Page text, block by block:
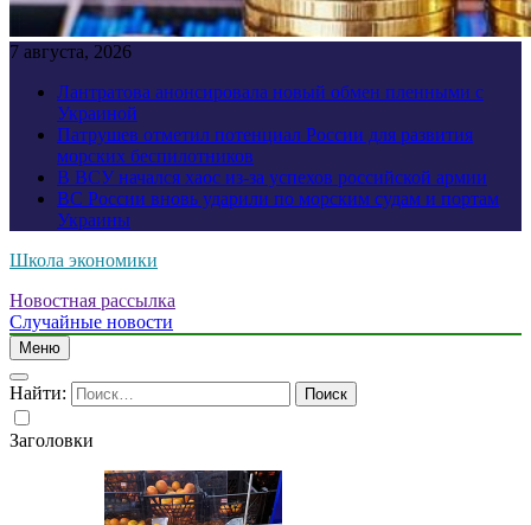
7 августа, 2026
Лантратова анонсировала новый обмен пленными с
Украиной
Патрушев отметил потенциал России для развития
морских беспилотников
В ВСУ начался хаос из-за успехов российской армии
ВС России вновь ударили по морским судам и портам
Украины
Школа экономики
Новостная рассылка
Случайные новости
Меню
Найти:
Заголовки